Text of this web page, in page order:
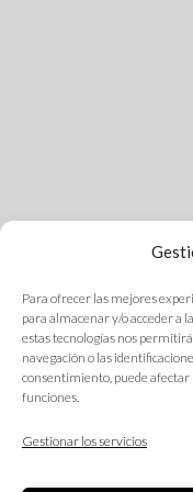
Para ofrecer las mejores
para almacenar y/o acceder a
estas tecnologías nos
navegación o las
consentimiento, puede
funciones.
Gestionar los servicios